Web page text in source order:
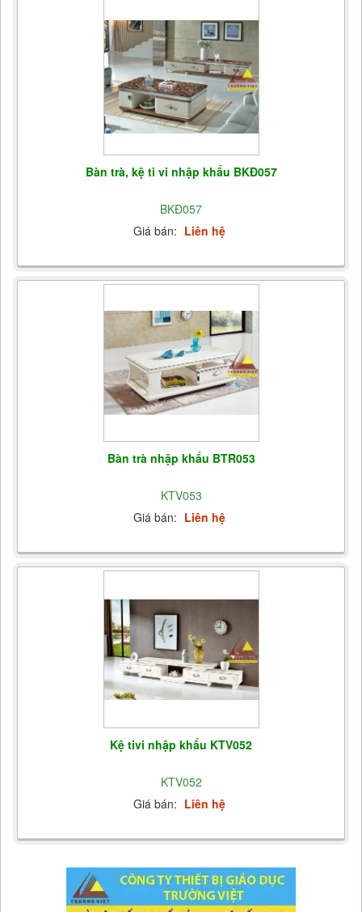
Bàn trà, kệ ti vi nhập khẩu BKĐ057
BKĐ057
Giá bán: Liên hệ
Bàn trà nhập khẩu BTR053
KTV053
Giá bán: Liên hệ
Kệ tivi nhập khẩu KTV052
KTV052
Giá bán: Liên hệ